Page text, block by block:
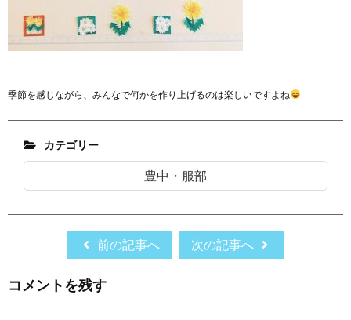
季節を感じながら、みんなで何かを作り上げるのは楽しいですよね
カテゴリー
豊中・服部
前の記事へ 次の記事へ
コメントを残す